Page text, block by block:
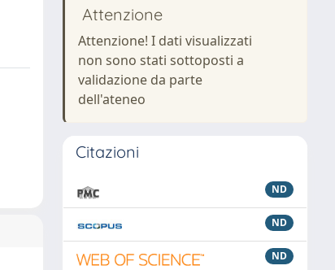
Attenzione
Attenzione! I dati visualizzati
non sono stati sottoposti a
validazione da parte
dell'ateneo
Citazioni
ND
ND
ND